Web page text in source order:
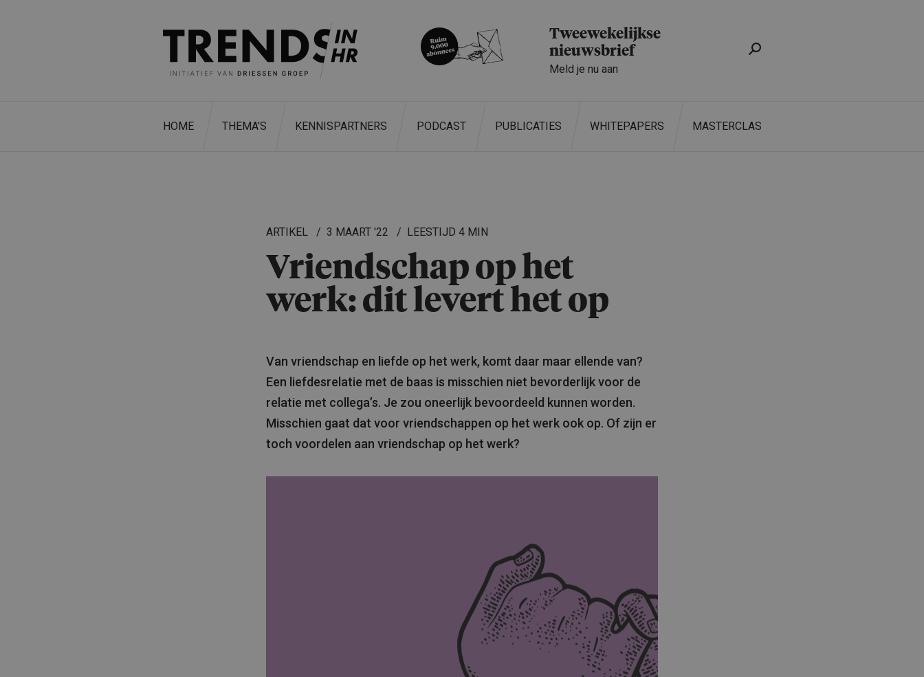
Tweewekelijkse
nieuwsbrief
Meld je nu aan
HOME THEMA’S KENNISPARTNERS PODCAST PUBLICATIES WHITEPAPERS MASTERCLASS
ARTIKEL 3 MAART '22 4 MIN
Vriendschap op het
werk: dit levert het op
Van vriendschap en liefde op het werk, komt daar maar ellende van?
Een liefdesrelatie met de baas is misschien niet bevorderlijk voor de
relatie met collega’s. Je zou oneerlijk bevoordeeld kunnen worden.
Misschien gaat dat voor vriendschappen op het werk ook op. Of zijn er
toch voordelen aan vriendschap op het werk?